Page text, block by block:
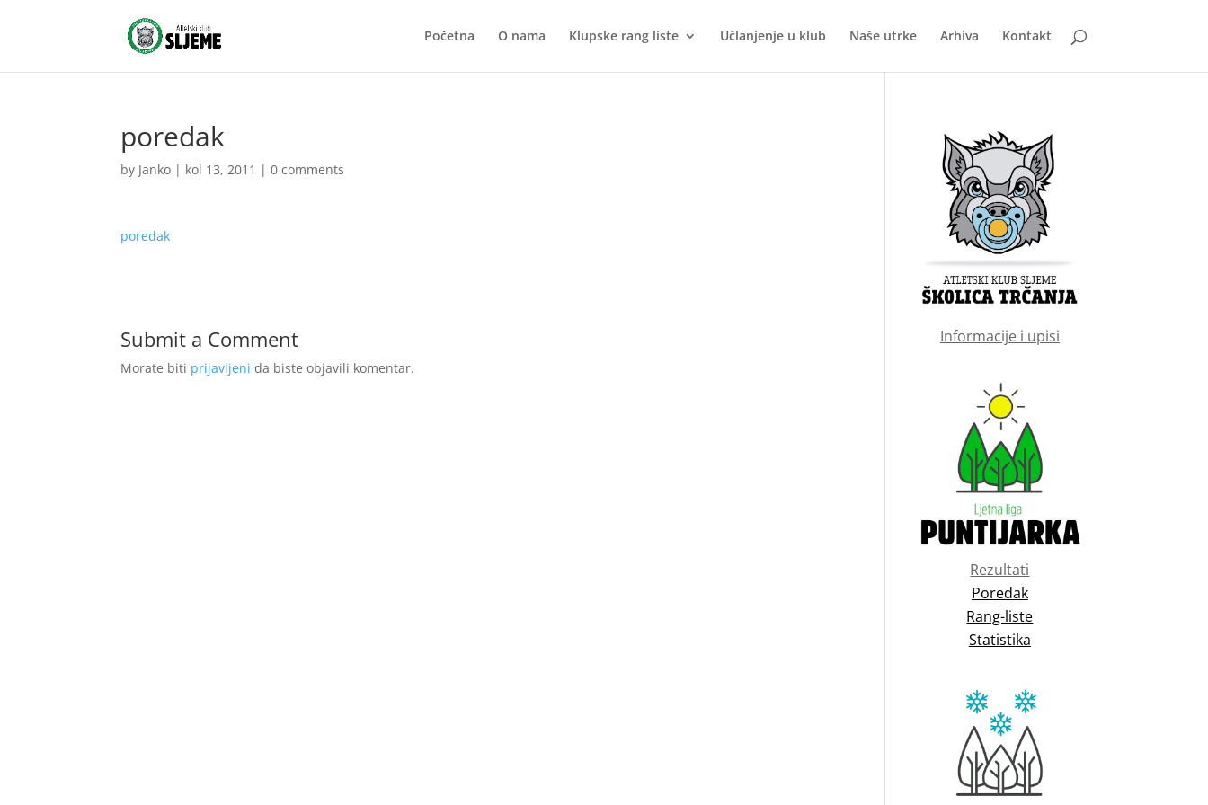
Početna O nama Klupske rang liste Učlanjenje u klub Naše utrke Arhiva Kontakt
poredak
by Janko | kol 13, 2011 |0 comments
poredak
Submit a Comment
Morate biti prijavljeni da biste objavili komentar.
Informacije i upisi
Rezultati
Poredak
Rang-liste
Statistika